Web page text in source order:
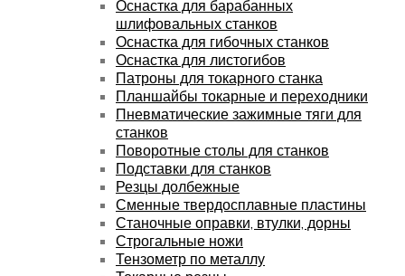
Оснастка для барабанных
шлифовальных станков
Оснастка для гибочных станков
Оснастка для листогибов
Патроны для токарного станка
Планшайбы токарные и переходники
Пневматические зажимные тяги для
станков
Поворотные столы для станков
Подставки для станков
Резцы долбежные
Сменные твердосплавные пластины
Станочные оправки, втулки, дорны
Строгальные ножи
Тензометр по металлу